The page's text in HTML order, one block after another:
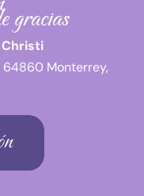
gracias
Christi
64860 Monterrey,